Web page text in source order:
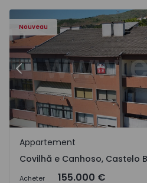
Nouveau
- 18
Appartement T2 Covilhã,
Précédent
Covilhã e Canhoso, Castelo
Appartement
Covilhã e Canhoso, Castelo
Acheter 155.000 €